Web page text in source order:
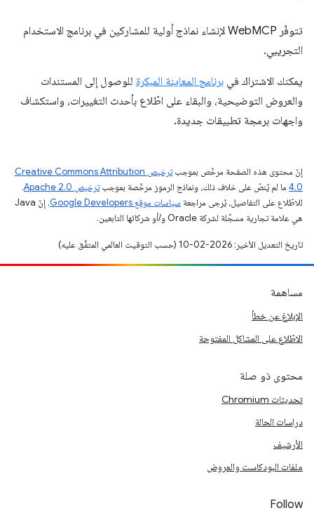
تتوفّر WebMCP لإنشاء نماذج أولية للمشاركين في برنامج الاستخدام
التجريبي.
يمكنك الاشتراك في برنامج المعاينة المبكرة للوصول إلى المستندات
والعروض التوضيحية، والبقاء على اطّلاع بأحدث التغييرات، واستكشاف
واجهات برمجة تطبيقات جديدة.
إنّ محتوى هذه الصفحة مرخّص بموجب
ترخيص Creative Commons Attribution
4.0‏ ما لم يُنصّ على خلاف ذلك، ونماذج الرموز مرخّصة بموجبترخيص Apache 2.0‏
.
للاطّلاع على التفاصيل، يُرجى مراجعة سياسات موقع Google Developers‏
. إنّ Java
هي علامة تجارية مسجَّلة لشركة Oracle و/أو شركائها التابعين.
تاريخ التعديل الأخير: 2026-02-10 (حسب التوقيت العالمي المتفَّق عليه)
مساهمة
الإبلاغ عن خطأ
الاطّلاع على المشاكل المفتوحة
محتوى ذو صلة
تحديثات Chromium
دراسات الحالة
الأرشيف
ملفات البودكاست والعروض
Follow